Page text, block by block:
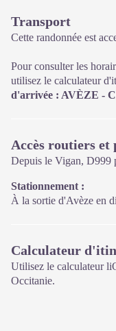
Ouvert toute l'année (se
d'ouverture en période
Transport
Cette randonnée est
Pour consulter les
utilisez le calculateur
d'arrivée : AVÈZE -
Accès routiers et
Depuis le Vigan, D999
Stationnement :
À la sortie d'Avèze en
Calculateur
Utilisez le calculateur
Occitanie.